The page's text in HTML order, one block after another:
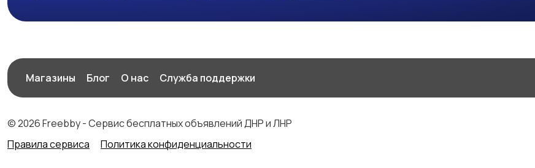
Магазины Блог О нас Служба поддержки
© 2026 Freebby - Сервис бесплатных объявлений ДНР и ЛНР
Правила сервиса
Политика конфиденциальности